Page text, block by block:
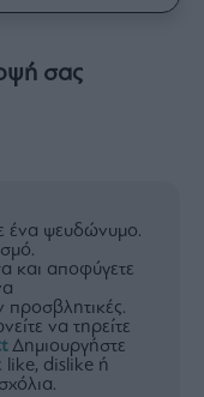
σας
ένα ψευδώνυμο.
και αποφύγετε
να τηρείτε
Δημιουργήστε
like, dislike ή